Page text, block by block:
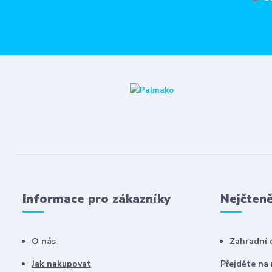
Informace pro zákazníky
O nás
Jak nakupovat
Zahradní
Přejděte na